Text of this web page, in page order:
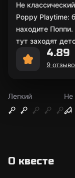
Легкий
Не
О квесте
Не
Poppy Playtime:
находите
тут заходят
4.89
9